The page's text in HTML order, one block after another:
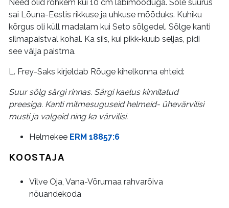
Need olid rohkem kui 10 cm läbimõõduga. Sõle suurus
sai Lõuna-Eestis rikkuse ja uhkuse mõõduks. Kuhiku
kõrgus oli küll madalam kui Seto sõlgedel. Sõlge kanti
silmapaistval kohal. Ka siis, kui pikk-kuub seljas, pidi
see välja paistma.
L. Frey-Saks kirjeldab Rõuge kihelkonna ehteid:
Suur sõlg särgi rinnas. Särgi kaelus kinnitatud
preesiga. Kanti mitmesuguseid helmeid- ühevärvilisi
musti ja valgeid ning ka värvilisi.
Helmekee ERM 18857:6
KOOSTAJA
Vilve Oja, Vana-Võrumaa rahvarõiva
nõuandekoda